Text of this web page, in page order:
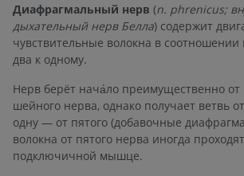
Диафрагмальный нерв (n. phrenicus;
дыхательный нерв Белла) содержит
чувствительные волокна в
два к одному.
Нерв берёт нача́ло преимущественно от
шейного нерва, однако получает ветвь
одну — от пятого (добавочные
волокна от пятого нерва иногда
подключичной мышце.